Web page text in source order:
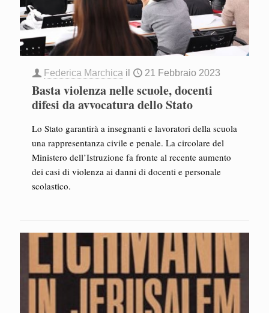
Federica Marchica il 21 Febbraio 2023
Basta violenza nelle scuole, docenti
difesi da avvocatura dello Stato
Lo Stato garantirà a insegnanti e lavoratori della scuola
una rappresentanza civile e penale. La circolare del
Ministero dell’Istruzione fa fronte al recente aumento
dei casi di violenza ai danni di docenti e personale
scolastico.